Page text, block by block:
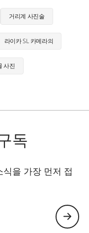
거리계 사진술
라이카 SL 카메라의
사진
독
을 가장 먼저 접